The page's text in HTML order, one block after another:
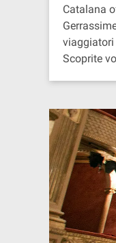
Catalana
viaggiatori
Scoprite